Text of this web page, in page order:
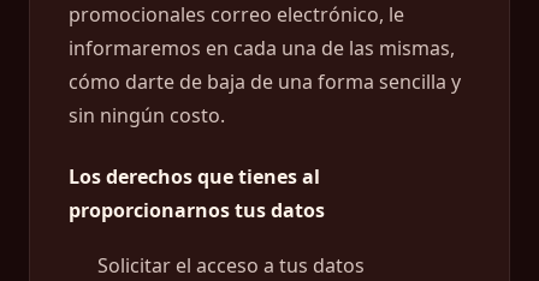
promocionales correo electrónico, le
informaremos en cada una de las mismas,
cómo darte de baja de una forma sencilla y
sin ningún costo.
Los derechos que tienes al
proporcionarnos tus datos
Solicitar el acceso a tus datos